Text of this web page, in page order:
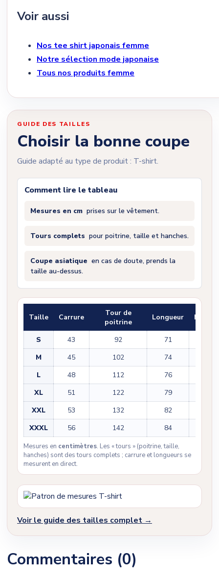
Voir aussi
Nos tee shirt japonais femme
Notre sélection mode japonaise
Tous nos produits femme
GUIDE DES TAILLES
Choisir la bonne coupe
Guide adapté au type de produit : T-shirt.
Comment lire le tableau
Mesures en cm prises sur le vêtement.
Tours complets pour poitrine, taille et hanches.
Coupe asiatique en cas de doute, prends la
taille au-dessus.
Taille Carrure
Tour de
poitrine
Longueur
S 43 92 71
M
45 102 74
L
48 112 76
XL
51 122 79
XXL
53 132 82
XXXL
56 142 84
Mesures en centimètres. Les « tours » (poitrine, taille,
hanches) sont des tours complets ; carrure et longueurs se
mesurent en direct.
Voir le guide des tailles complet →
Commentaires (0)